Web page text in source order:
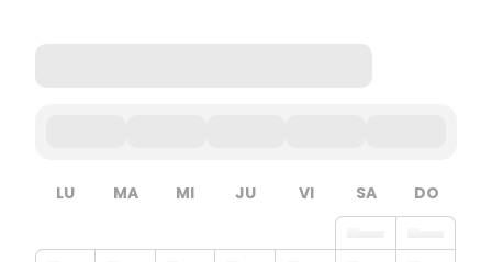
LU MA MI JU VI SA DO